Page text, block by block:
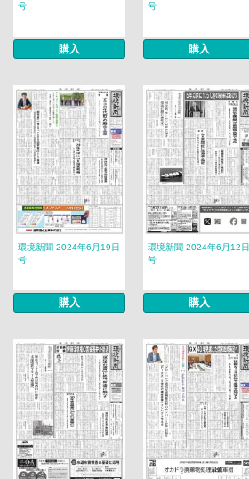
号
購入
号
購入
環境新聞 2024年6月19日
号
購入
環境新聞 2024年6月12日
号
購入